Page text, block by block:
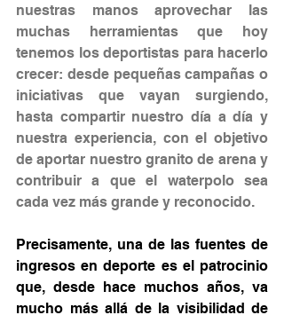
nuestras manos aprovechar las
muchas herramientas que hoy
tenemos los deportistas para hacerlo
crecer: desde pequeñas campañas o
iniciativas que vayan surgiendo,
hasta compartir nuestro día a día y
nuestra experiencia, con el objetivo
de aportar nuestro granito de arena y
contribuir a que el waterpolo sea
cada vez más grande y reconocido.
Precisamente, una de las fuentes de
ingresos en deporte es el patrocinio
que, desde hace muchos años, va
mucho más allá de la visibilidad de